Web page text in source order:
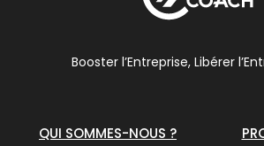
Booster l’Entreprise, Libérer
QUI SOMMES-NOUS ?